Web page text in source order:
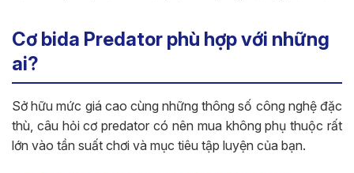
Cơ bida Predator phù hợp với những
ai?
Sở hữu mức giá cao cùng những thông số công nghệ đặc
thù, câu hỏi cơ predator có nên mua không phụ thuộc rất
lớn vào tần suất chơi và mục tiêu tập luyện của bạn.